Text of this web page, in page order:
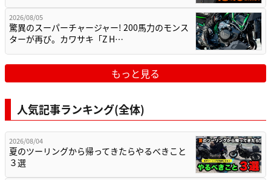
2026/08/05
驚異のスーパーチャージャー! 200馬力のモンス
ターが再び。カワサキ「Z H…
もっと見る
人気記事ランキング(全体)
2026/08/04
夏のツーリングから帰ってきたらやるべきこと
３選